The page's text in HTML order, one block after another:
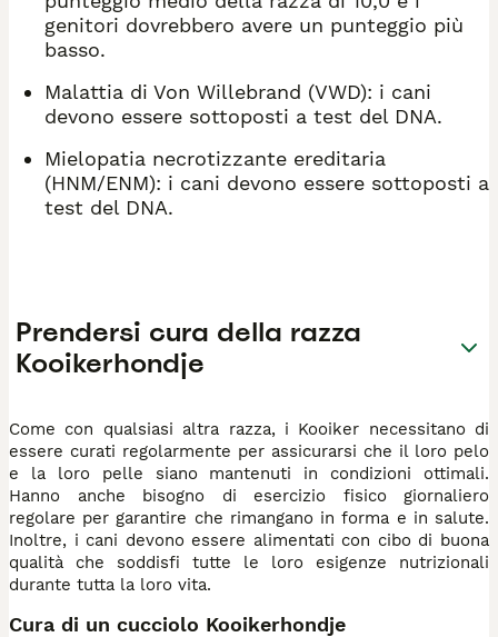
genitori dovrebbero avere un punteggio più
basso.
Malattia di Von Willebrand (VWD): i cani
devono essere sottoposti a test del DNA.
Mielopatia necrotizzante ereditaria
(HNM/ENM): i cani devono essere sottoposti a
test del DNA.
Prendersi cura della razza
Kooikerhondje
Come con qualsiasi altra razza, i Kooiker necessitano di
essere curati regolarmente per assicurarsi che il loro pelo
e la loro pelle siano mantenuti in condizioni ottimali.
Hanno anche bisogno di esercizio fisico giornaliero
regolare per garantire che rimangano in forma e in salute.
Inoltre, i cani devono essere alimentati con cibo di buona
qualità che soddisfi tutte le loro esigenze nutrizionali
durante tutta la loro vita.
Cura di un cucciolo Kooikerhondje